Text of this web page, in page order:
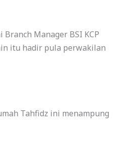
Manager BSI KCP
itu hadir pula perwakilan
Tahfidz ini menampung